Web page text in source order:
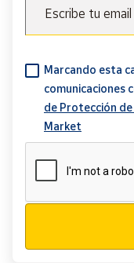
Escribe tu email
Marcando esta
comunicaciones
de Protección
Market